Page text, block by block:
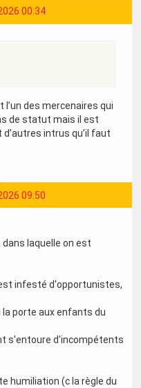
00:34
l’un des mercenaires qui
de statut mais il est
intrus qu’il faut
09:50
dans laquelle on est
infesté d'opportunistes,
porte aux enfants du
s'entoure d'incompétents
humiliation (c la règle du